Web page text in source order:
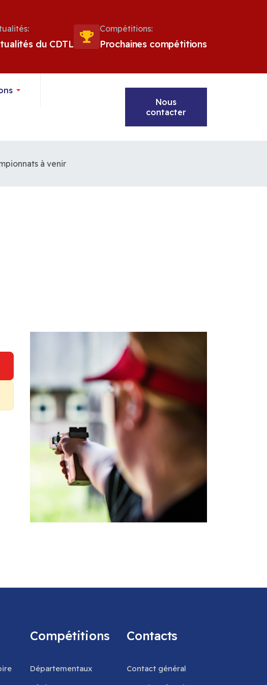
du CDTL
Compétitions:
Prochaines compétitions
Nous
contacter
à venir
Compétitions
Départementaux
Contacts
Contact général